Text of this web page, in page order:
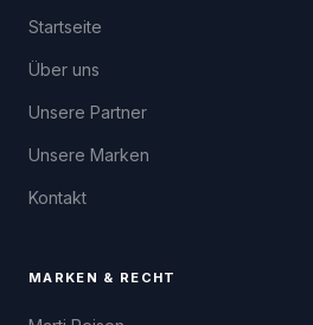
Startseite
Über uns
Unsere Partner
Unsere Marken
Kontakt
MARKEN & RECHT